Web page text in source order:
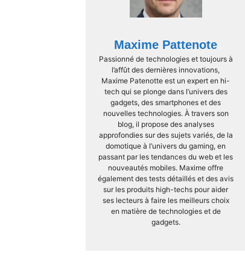
Maxime Pattenote
Passionné de technologies et toujours à
l’affût des dernières innovations,
Maxime Patenotte est un expert en hi-
tech qui se plonge dans l’univers des
gadgets, des smartphones et des
nouvelles technologies. À travers son
blog, il propose des analyses
approfondies sur des sujets variés, de la
domotique à l’univers du gaming, en
passant par les tendances du web et les
nouveautés mobiles. Maxime offre
également des tests détaillés et des avis
sur les produits high-techs pour aider
ses lecteurs à faire les meilleurs choix
en matière de technologies et de
gadgets.